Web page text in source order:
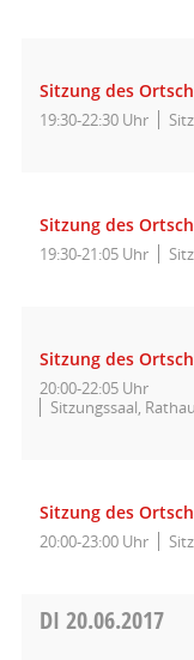
Sitzung des
19:30-22:30 Uhr
Sitzung des
19:30-21:05 Uhr
Sitzung des
20:00-22:05 Uhr
Sitzungssaal,
Sitzung des
20:00-23:00 Uhr
DI 20.06.2017